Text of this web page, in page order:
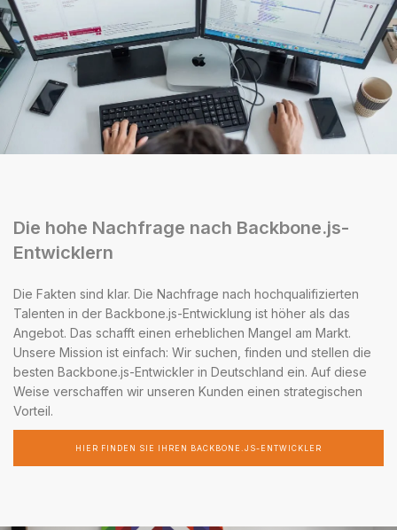
Die hohe Nachfrage nach Backbone.js-
Entwicklern
Die Fakten sind klar. Die Nachfrage nach hochqualifizierten
Talenten in der Backbone.js-Entwicklung ist höher als das
Angebot. Das schafft einen erheblichen Mangel am Markt.
Unsere Mission ist einfach: Wir suchen, finden und stellen die
besten Backbone.js-Entwickler in Deutschland ein. Auf diese
Weise verschaffen wir unseren Kunden einen strategischen
Vorteil.
HIER FINDEN SIE IHREN BACKBONE.JS-ENTWICKLER